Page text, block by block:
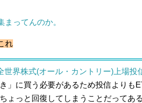
まってんのか。
れ
界株式(オール・カントリー)上場投
」に買う必要があるため投信よりも
ょっと回復してしまうことだってあ